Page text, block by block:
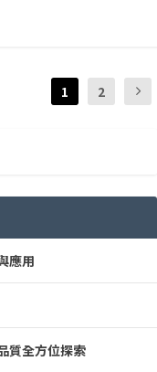
1 2
應用
質全方位探索